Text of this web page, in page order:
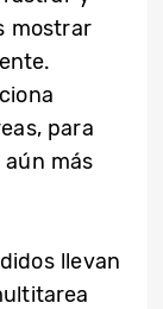
mostrar
para
más
llevan